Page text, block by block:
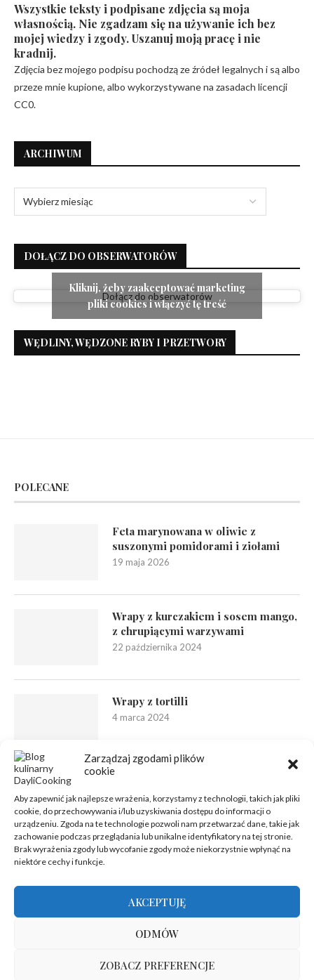
Zarządzaj zgodami plików
cookie
Aby zapewnić jak najlepsze wrażenia, korzystamy z technologii, takich jak pliki
cookie, do przechowywania i/lub uzyskiwania dostępu do informacji o
urządzeniu. Zgoda na te technologie pozwoli nam przetwarzać dane, takie jak
zachowanie podczas przeglądania lub unikalne identyfikatory na tej stronie.
Brak wyrażenia zgody lub wycofanie zgody może niekorzystnie wpłynąć na
niektóre cechy i funkcje.
AKCEPTUJĘ
ODMÓW
ZOBACZ PREFERENCJE
Wszystkie teksty i podpisane zdjęcia są moja
własnością. Nie zgadzam się na używanie ich bez
mojej wiedzy i zgody. Uszanuj moją pracę i nie
kradnij.
Zdjęcia bez mojego podpisu pochodzą ze źródeł legalnych i są albo
przeze mnie kupione, albo wykorzystywane na zasadach licencji
CC0.
ARCHIWUM
DOŁĄCZ DO OBSERWATORÓW
Dołącz do obserwatorów
Kliknij, żeby zaakceptować marketing
pliki cookies i włączyć tę treść
WĘDLINY, WĘDZONE RYBY I PRZETWORY
POLECANE
Feta marynowana w oliwie z
suszonymi pomidorami i ziołami
19 maja 2026
Wrapy z kurczakiem i sosem mango,
z chrupiącymi warzywami
22 października 2024
Wrapy z tortilli
4 marca 2024
@2012-2025 - Wszelkie prawa zastrzeżone | Hosting zapewnia